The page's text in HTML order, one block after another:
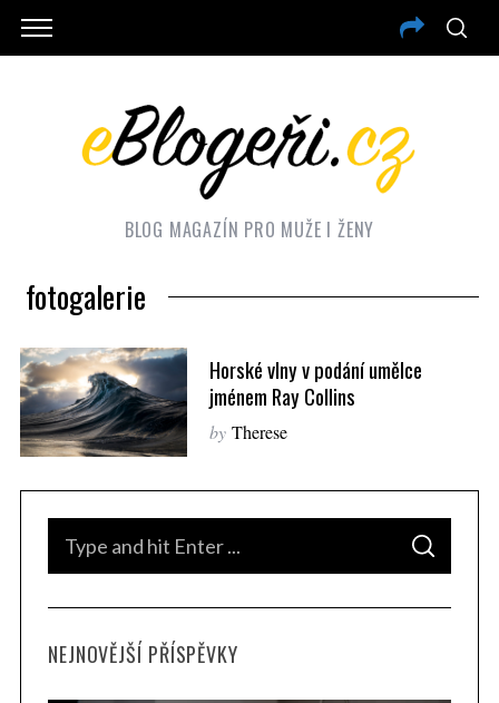
BLOG MAGAZÍN PRO MUŽE I ŽENY
fotogalerie
Horské vlny v podání umělce
jménem Ray Collins
by Therese
c
S
A
C
NEJNOVĚJŠÍ PŘÍSPĚVKY